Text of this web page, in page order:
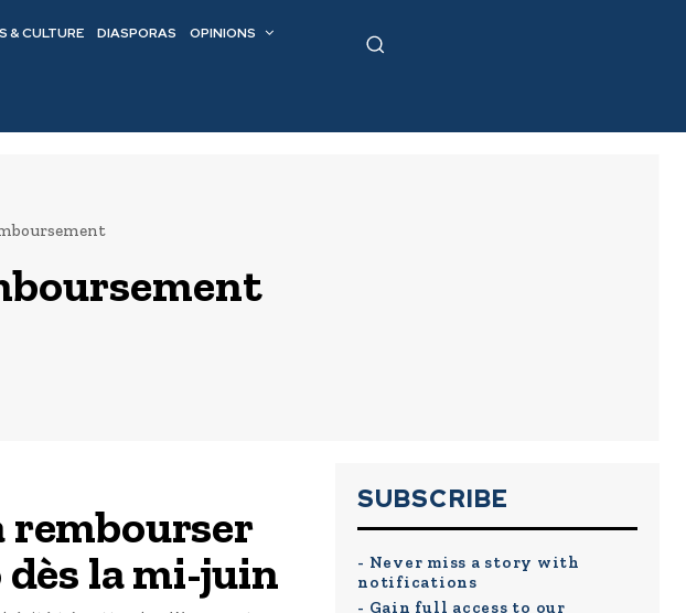
& CULTURE DIASPORAS OPINIONS
rembourser
la mi-juin
SUBSCRIBE
- Never miss a story with
notifications
- Gain full access to our